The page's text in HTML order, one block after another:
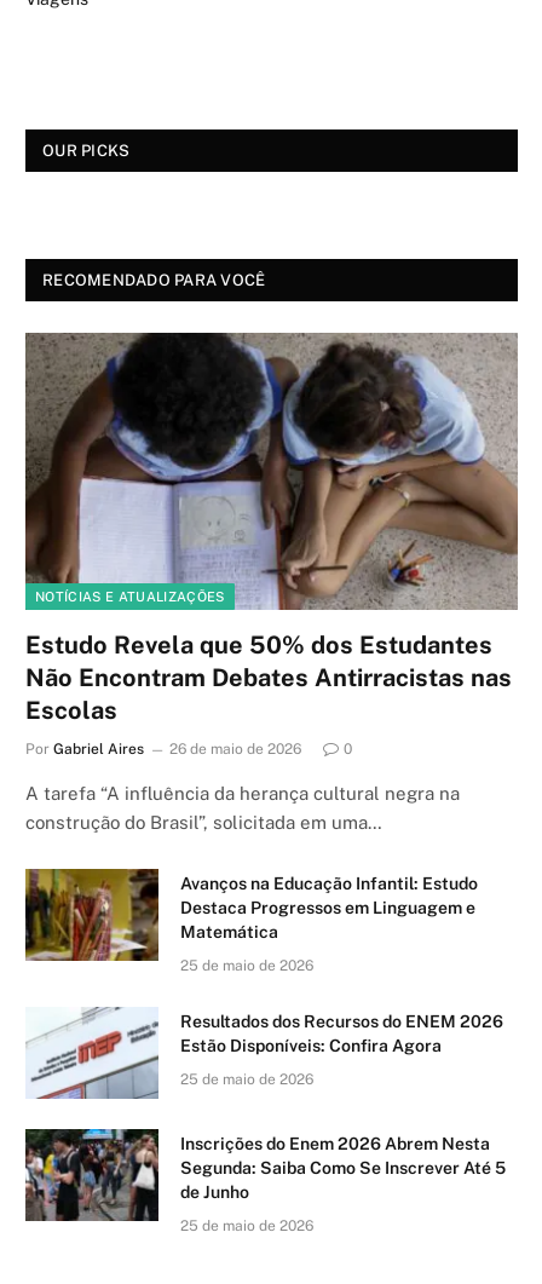
OUR PICKS
RECOMENDADO PARA VOCÊ
NOTÍCIAS E ATUALIZAÇÕES
Estudo Revela que 50% dos Estudantes
Não Encontram Debates Antirracistas nas
Escolas
Por Gabriel Aires 26 de maio de 2026 0
A tarefa “A influência da herança cultural negra na
construção do Brasil”, solicitada em uma…
Avanços na Educação Infantil: Estudo
Destaca Progressos em Linguagem e
Matemática
25 de maio de 2026
Resultados dos Recursos do ENEM 2026
Estão Disponíveis: Confira Agora
25 de maio de 2026
Inscrições do Enem 2026 Abrem Nesta
Segunda: Saiba Como Se Inscrever Até 5
de Junho
25 de maio de 2026